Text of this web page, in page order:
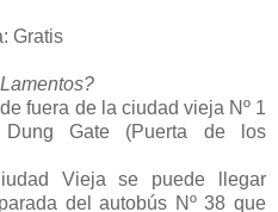
Gratis
fuera de la ciudad vieja Nº 1
Gate (Puerta de los
Vieja se puede llegar
del autobús Nº 38 que